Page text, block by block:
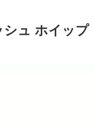
シュ ホイップ